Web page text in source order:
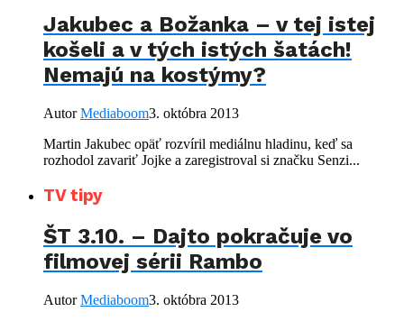
Jakubec a Božanka – v tej istej
košeli a v tých istých šatách!
Nemajú na kostýmy?
AutorMediaboom3. októbra 2013
Martin Jakubec opäť rozvíril mediálnu hladinu, keď sa
rozhodol zavariť Jojke a zaregistroval si značku Senzi...
TV tipy
ŠT 3.10. – Dajto pokračuje vo
filmovej sérii Rambo
AutorMediaboom3. októbra 2013